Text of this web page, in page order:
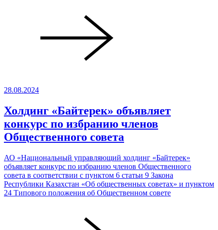
28.08.2024
Холдинг «Байтерек» объявляет
конкурс по избранию членов
Общественного совета
АО «Национальный управляющий холдинг «Байтерек»
объявляет конкурс по избранию членов Общественного
совета в соответствии с пунктом 6 статьи 9 Закона
Республики Казахстан «Об общественных советах» и пунктом
24 Типового положения об Общественном совете